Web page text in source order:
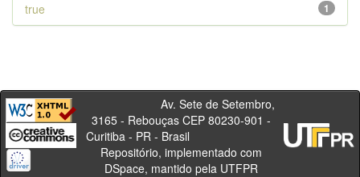
1
true
Av. Sete de Setembro,
3165 - Rebouças CEP 80230-901 -
Curitiba - PR - Brasil
Repositório, implementado com
DSpace, mantido pela UTFPR